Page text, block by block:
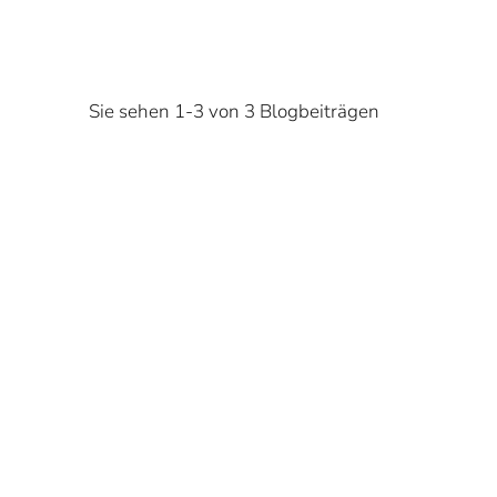
Sie sehen 1-3 von 3 Blogbeiträgen